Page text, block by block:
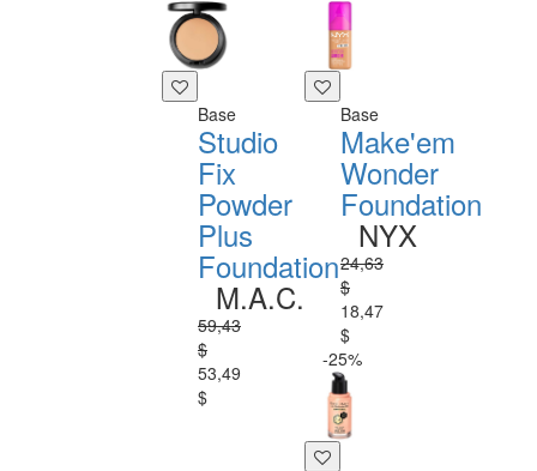
Base
Studio
Fix
Powder
Plus
Foundation
M.A.C.
59,43
$
53,49
$
Base
Make'em
Wonder
Foundation
NYX
24,63
$
18,47
$
-25%